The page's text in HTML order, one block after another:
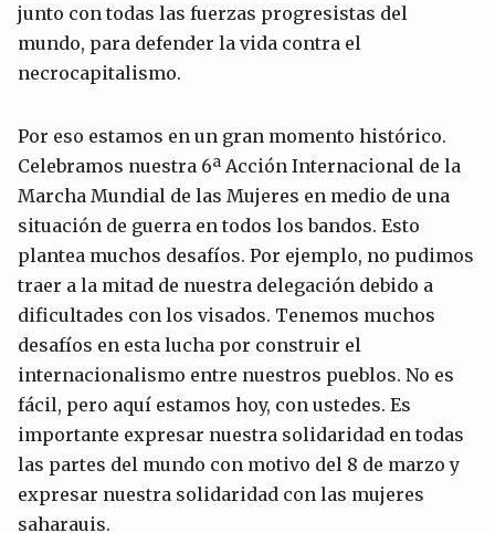
junto con todas las fuerzas progresistas del
mundo, para defender la vida contra el
necrocapitalismo.
Por eso estamos en un gran momento histórico.
Celebramos nuestra 6ª Acción Internacional de la
Marcha Mundial de las Mujeres en medio de una
situación de guerra en todos los bandos. Esto
plantea muchos desafíos. Por ejemplo, no pudimos
traer a la mitad de nuestra delegación debido a
dificultades con los visados. Tenemos muchos
desafíos en esta lucha por construir el
internacionalismo entre nuestros pueblos. No es
fácil, pero aquí estamos hoy, con ustedes. Es
importante expresar nuestra solidaridad en todas
las partes del mundo con motivo del 8 de marzo y
expresar nuestra solidaridad con las mujeres
saharauis.